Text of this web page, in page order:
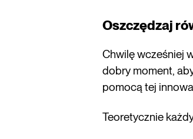
Oszczędzaj
Chwilę wcześniej
dobry moment,
pomocą tej
Teoretycznie